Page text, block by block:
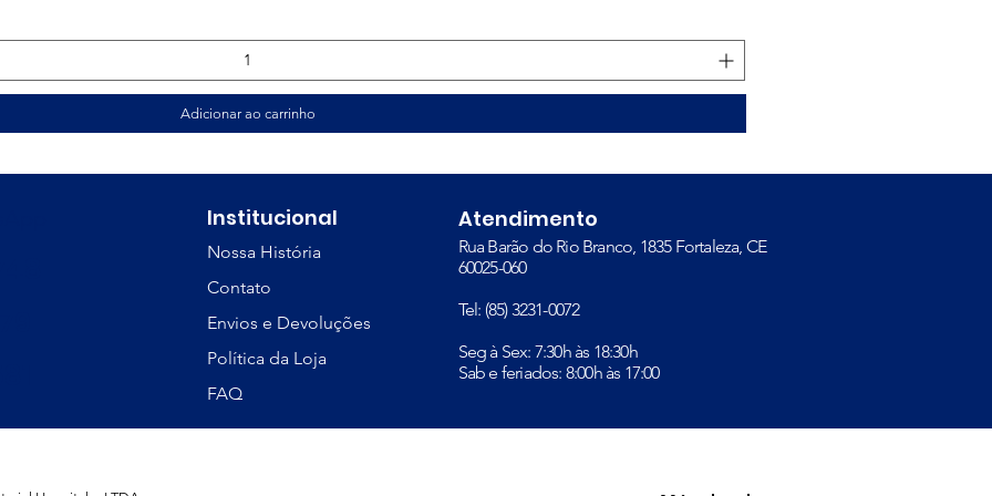
Adicionar ao carrinho
Institucional
Nossa História
Contato
Envios e Devoluções
Política da Loja
FAQ
Atendimento
Rua Barão do Rio Branco, 1835 Fortaleza, CE
60025-060​
Tel: (85) 3231-0072
​Seg à Sex: 7:30h às 18:30h
Sab e feriados: 8:00h às 17:00